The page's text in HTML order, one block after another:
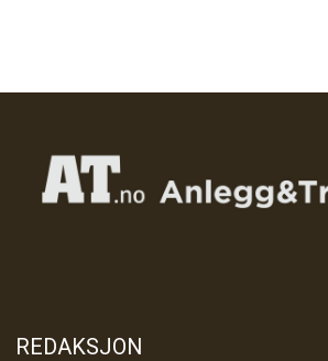
REDAKSJON